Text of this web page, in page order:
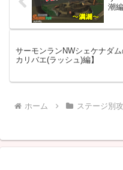
潮
サーモンランNWシェケナダ
カリバエ(ラッシュ)編】
ホーム ステージ別